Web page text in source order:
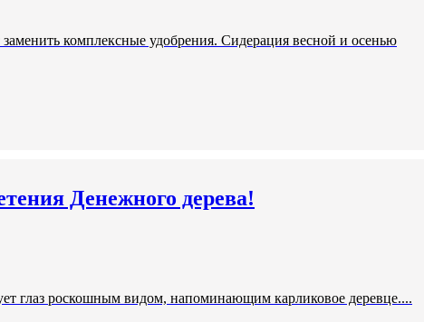
комплексные удобрения. Сидерация весной и осенью
Денежного дерева!
глаз роскошным видом, напоминающим карликовое деревце....